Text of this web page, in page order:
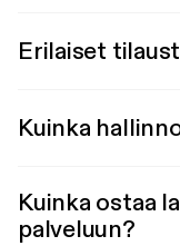
Erilaiset
Kuinka
Kuinka ostaa
palveluun?